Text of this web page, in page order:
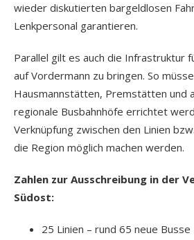
wieder diskutierten bargeldlosen
Lenkpersonal garantieren.
Parallel gilt es auch die Infrastruktur
auf Vordermann zu bringen. So
Hausmannstätten, Premstätten und
regionale Busbahnhöfe errichtet
Verknüpfung zwischen den Linien
die Region möglich machen werden.
Zahlen zur Ausschreibung in der
Südost:
25 Linien – rund 65 neue Busse